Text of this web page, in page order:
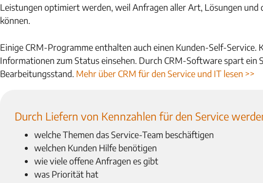
Leistungen optimiert werden, weil Anfragen aller Art, Lösungen
können.
Einige CRM-Programme enthalten auch einen Kunden-Self-
Informationen zum Status einsehen. Durch CRM-Software spart
Bearbeitungsstand. Mehr über CRM für den Service und IT lesen >>
Durch Liefern von Kennzahlen für den Service
welche Themen das Service-Team beschäftigen
welchen Kunden Hilfe benötigen
wie viele offene Anfragen es gibt
was Priorität hat